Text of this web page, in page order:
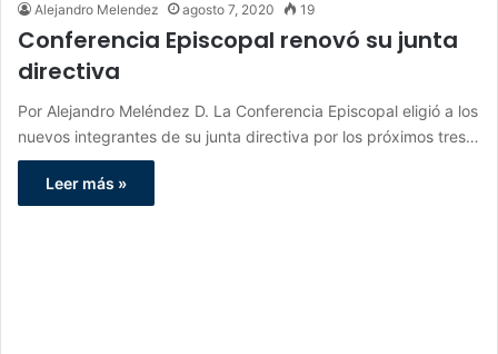
Alejandro Melendez agosto 7, 2020 19
Conferencia Episcopal renovó su junta
directiva
Por Alejandro Meléndez D. La Conferencia Episcopal eligió a los
nuevos integrantes de su junta directiva por los próximos tres…
Leer más »